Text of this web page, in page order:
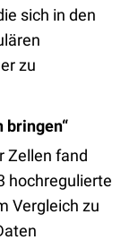
sich in den
zu
bringen“
Zellen fand
hochregulierte
Vergleich zu